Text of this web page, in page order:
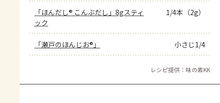
「ほんだし® こんぶだし」8gスティ
ック
1/4本（2g）
「瀬戸のほんじお®」 小さじ1/4
レシピ提供：味の素KK